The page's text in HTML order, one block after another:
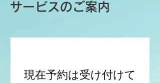
サービスのご案内
現在予約は受け付けて